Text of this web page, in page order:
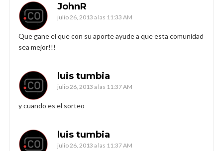
JohnR
julio 26, 2013 a las 11:33 AM
Que gane el que con su aporte ayude a que esta comunidad
sea mejor!!!
luis tumbia
julio 26, 2013 a las 11:37 AM
y cuando es el sorteo
luis tumbia
julio 26, 2013 a las 11:37 AM